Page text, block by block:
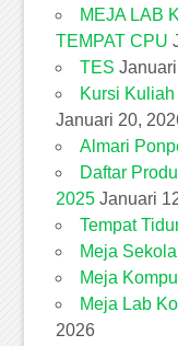
MEJA LAB
TEMPAT CPU
TES
Kursi
Januari 20,
Almari
Daftar
2025 Januari
Tempat
Meja
Meja
Meja Lab
2026